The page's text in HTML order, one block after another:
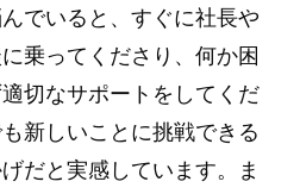
でいると、すぐに社長や
乗ってくださり、何か困
切なサポートをしてくだ
新しいことに挑戦できる
だと実感しています。ま